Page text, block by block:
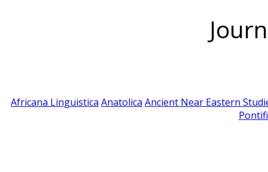
Africana Linguistica Anatolica Ancient Near Eastern